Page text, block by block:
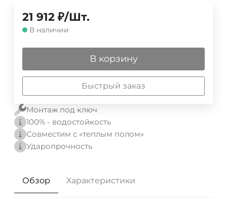
21 912 ₽/Шт.
В наличии
В корзину
Быстрый заказ
Монтаж под ключ
100% - водостойкость
Совместим с «теплым полом»
Ударопрочность
Обзор Характеристики